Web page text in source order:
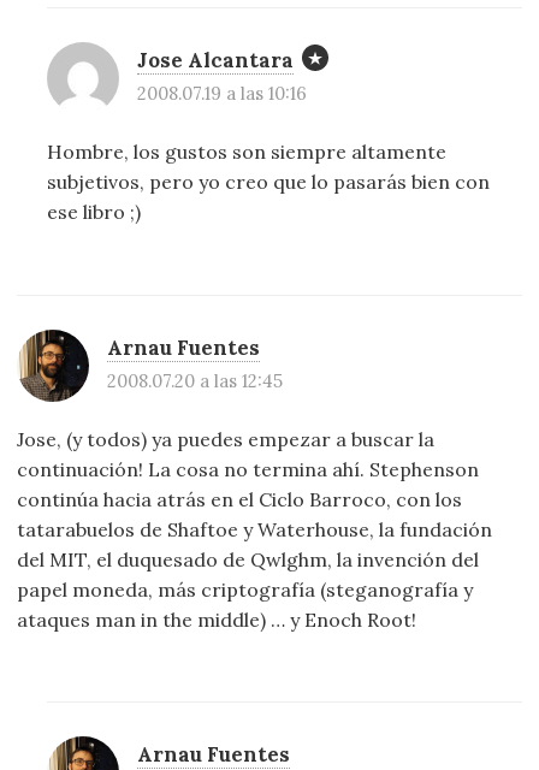
Jose Alcantara
2008.07.19 a las 10:16
Hombre, los gustos son siempre altamente
subjetivos, pero yo creo que lo pasarás bien con
ese libro ;)
Arnau Fuentes
2008.07.20 a las 12:45
Jose, (y todos) ya puedes empezar a buscar la
continuación! La cosa no termina ahí. Stephenson
continúa hacia atrás en el Ciclo Barroco, con los
tatarabuelos de Shaftoe y Waterhouse, la fundación
del MIT, el duquesado de Qwlghm, la invención del
papel moneda, más criptografía (steganografía y
ataques man in the middle) … y Enoch Root!
Arnau Fuentes